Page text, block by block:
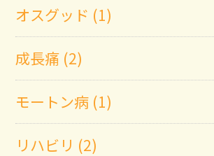
オスグッド (1)
成長痛 (2)
モートン病 (1)
リハビリ (2)